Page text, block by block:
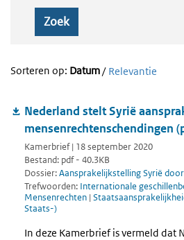
Zoek
Sorteren op: Datum/ Relevantie
Nederland stelt Syrië
mensenrechtenschendingen
Kamerbrief | 18 september 2020
Bestand: pdf - 40.3KB
Dossier:Aansprakelijkstelling Syrië
Trefwoorden: Internationale
Mensenrechten |
Staats-)
In deze Kamerbrief is vermeld dat